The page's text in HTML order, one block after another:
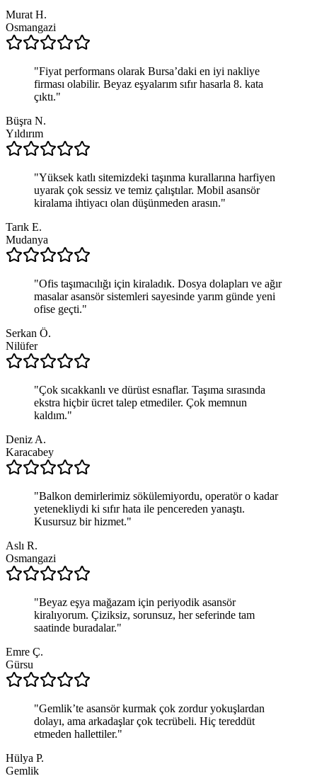
Murat H.
Osmangazi
"Fiyat performans olarak Bursa’daki en iyi nakliye
firması olabilir. Beyaz eşyalarım sıfır hasarla 8. kata
çıktı."
Büşra N.
Yıldırım
"Yüksek katlı sitemizdeki taşınma kurallarına harfiyen
uyarak çok sessiz ve temiz çalıştılar. Mobil asansör
kiralama ihtiyacı olan düşünmeden arasın."
Tarık E.
Mudanya
"Ofis taşımacılığı için kiraladık. Dosya dolapları ve ağır
masalar asansör sistemleri sayesinde yarım günde yeni
ofise geçti."
Serkan Ö.
Nilüfer
"Çok sıcakkanlı ve dürüst esnaflar. Taşıma sırasında
ekstra hiçbir ücret talep etmediler. Çok memnun
kaldım."
Deniz A.
Karacabey
"Balkon demirlerimiz sökülemiyordu, operatör o kadar
yetenekliydi ki sıfır hata ile pencereden yanaştı.
Kusursuz bir hizmet."
Aslı R.
Osmangazi
"Beyaz eşya mağazam için periyodik asansör
kiralıyorum. Çiziksiz, sorunsuz, her seferinde tam
saatinde buradalar."
Emre Ç.
Gürsu
"Gemlik’te asansör kurmak çok zordur yokuşlardan
dolayı, ama arkadaşlar çok tecrübeli. Hiç tereddüt
etmeden hallettiler."
Hülya P.
Gemlik